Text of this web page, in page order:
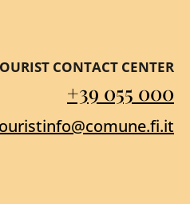
CONTACT CENTER
+39 055 000